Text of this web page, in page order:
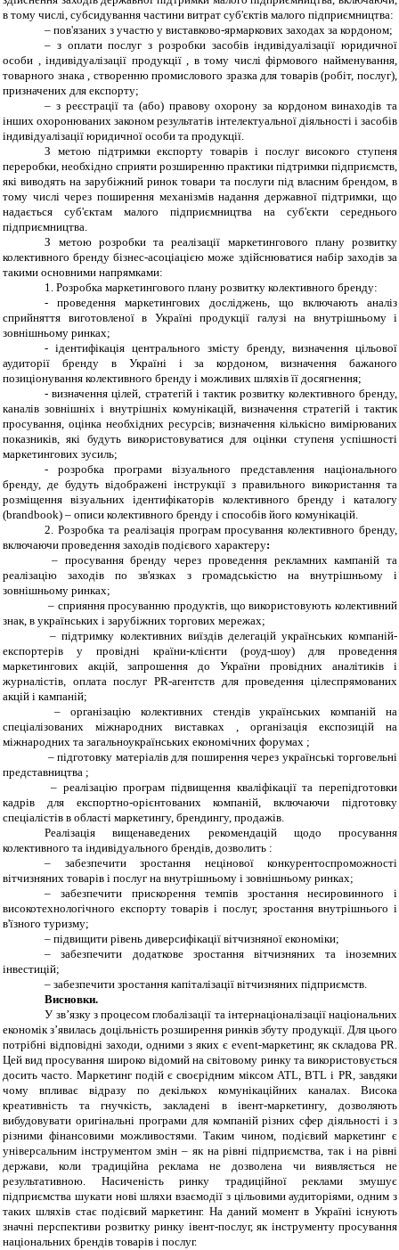
в тому числі, субсидування частини витрат суб'єктів малого підприємництва:
– пов'язаних з участю у виставково-ярмаркових заходах за кордоном;
– з оплати послуг з розробки засобів індивідуалізації юридичної
особи , індивідуалізації продукції , в тому числі фірмового найменування,
товарного знака , створенню промислового зразка для товарів (робіт, послуг),
призначених для експорту;
– з реєстрації та (або) правову охорону за кордоном винаходів та
інших охоронюваних законом результатів інтелектуальної діяльності і засобів
індивідуалізації юридичної особи та продукції.
З метою підтримки експорту товарів і послуг високого ступеня
переробки, необхідно сприяти розширенню практики підтримки підприємств,
які виводять на зарубіжний ринок товари та послуги під власним брендом, в
тому числі через поширення механізмів надання державної підтримки, що
надається суб'єктам малого підприємництва на суб'єкти середнього
підприємництва.
З метою розробки та реалізації маркетингового плану розвитку
колективного бренду бізнес-асоціацією може здійснюватися набір заходів за
такими основними напрямками:
1. Розробка маркетингового плану розвитку колективного бренду:
-
проведення маркетингових досліджень, що включають аналіз
сприйняття виготовленої в Україні продукції галузі на внутрішньому і
зовнішньому ринках;
- ідентифікація центрального змісту бренду, визначення цільової
аудиторії бренду в Україні і за кордоном, визначення бажаного
позиціонування колективного бренду і можливих шляхів її досягнення;
- визначення цілей, стратегій і тактик розвитку колективного бренду,
каналів зовнішніх і внутрішніх комунікацій, визначення стратегій і тактик
просування, оцінка необхідних ресурсів; визначення кількісно вимірюваних
показників, які будуть використовуватися для оцінки ступеня успішності
маркетингових зусиль;
-
розробка програми візуального представлення національного
бренду, де будуть відображені інструкції з правильного використання та
розміщення візуальних ідентифікаторів колективного бренду і каталогу
(brandbook) – описи колективного бренду і способів його комунікацій.
2. Розробка та реалізація програм просування колективного бренду,
включаючи проведення заходів подієвого характеру:
– просування бренду через проведення рекламних кампаній та
реалізацію заходів по зв'язках з громадськістю на внутрішньому і
зовнішньому ринках;
– сприяння просуванню продуктів, що використовують колективний
знак, в українських і зарубіжних торгових мережах;
–підтримку колективних виїздів делегацій українських компаній-
експортерів у провідні країни-клієнти (роуд-шоу) для проведення
маркетингових акцій, запрошення до України провідних аналітиків і
журналістів, оплата послуг PR-агентств для проведення цілеспрямованих
акцій і кампаній;
– організацію колективних стендів українських компаній на
спеціалізованих міжнародних виставках , організація експозицій на
міжнародних та загальноукраїнських економічних форумах ;
–підготовку матеріалів для поширення через українські торговельні
представництва ;
– реалізацію програм підвищення кваліфікації та перепідготовки
кадрів для експортно-орієнтованих компаній, включаючи підготовку
спеціалістів в області маркетингу, брендингу, продажів.
Реалізація вищенаведених рекомендацій щодо просування
колективного та індивідуального брендів, дозволить :
– забезпечити зростання нецінової конкурентоспроможності
вітчизняних товарів і послуг на внутрішньому і зовнішньому ринках;
– забезпечити прискорення темпів зростання несировинного і
високотехнологічного експорту товарів і послуг, зростання внутрішнього і
в'їзного туризму;
– підвищити рівень диверсифікації вітчизняної економіки;
– забезпечити додаткове зростання вітчизняних та іноземних
інвестицій;
– забезпечити зростання капіталізації вітчизняних підприємств.
Висновки.
У зв’язку з процесом глобалізації та інтернаціоналізації національних
економік з’явилась доцільність розширення ринків збуту продукції. Для цього
потрібні відповідні заходи, одними з яких є event-маркетинг, як складова PR.
Цей вид просування широко відомий на світовому ринку та використовується
досить часто. Маркетинг подій є своєрідним міксом ATL, BTL і PR, завдяки
чому впливає відразу по декількох комунікаційних каналах. Висока
креативність та гнучкість, закладені в івент-маркетингу, дозволяють
вибудовувати оригінальні програми для компаній різних сфер діяльності і з
різними фінансовими можливостями. Таким чином, подієвий маркетинг є
універсальним інструментом змін – як на рівні підприємства, так і на рівні
держави, коли традиційна реклама не дозволена чи виявляється не
результативною. Насиченість ринку традиційної реклами змушує
підприємства шукати нові шляхи взаємодії з цільовими аудиторіями, одним з
таких шляхів стає подієвий маркетинг. На даний момент в Україні існують
значні перспективи розвитку ринку івент-послуг, як інструментупросування
національних брендів товарів і послуг.